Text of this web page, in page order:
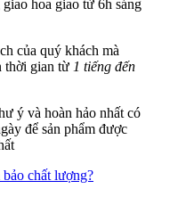
hoa giao từ 6h sáng
của quý khách mà
thời gian từ 1 tiếng đến
ý và hoàn hảo nhất có
để sản phẩm được
chất lượng?